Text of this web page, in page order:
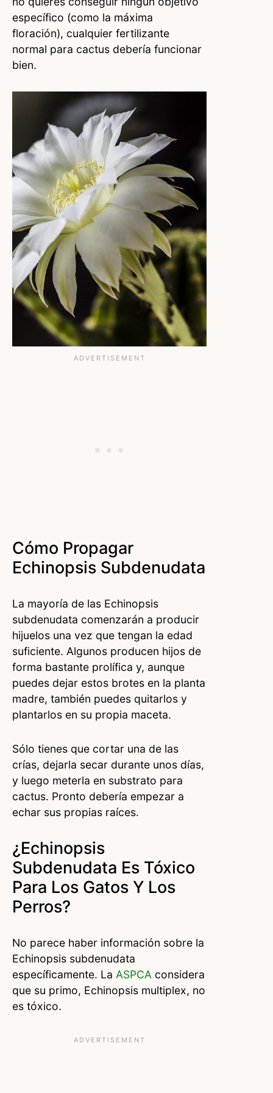
específico (como la máxima
floración), cualquier fertilizante
normal para cactus debería funcionar
bien.
Cómo Propagar
Echinopsis Subdenudata
La mayoría de las Echinopsis
subdenudata comenzarán a producir
hijuelos una vez que tengan la edad
suficiente. Algunos producen hijos de
forma bastante prolífica y, aunque
puedes dejar estos brotes en la planta
madre, también puedes quitarlos y
plantarlos en su propia maceta.
Sólo tienes que cortar una de las
crías, dejarla secar durante unos días,
y luego meterla en substrato para
cactus. Pronto debería empezar a
echar sus propias raíces.
¿Echinopsis
Subdenudata Es Tóxico
Para Los Gatos Y Los
Perros?
No parece haber información sobre la
Echinopsis subdenudata
específicamente. La ASPCA considera
que su primo, Echinopsis multiplex, no
es tóxico.